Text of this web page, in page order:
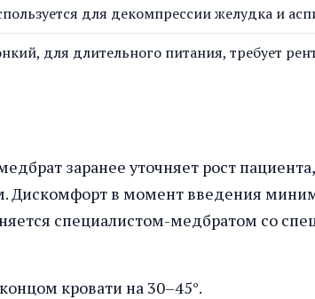
для декомпрессии желудка и
для длительного питания, требует
заранее уточняет рост
Дискомфорт в момент введения
специалистом-медбратом со
кровати на 30–45°.